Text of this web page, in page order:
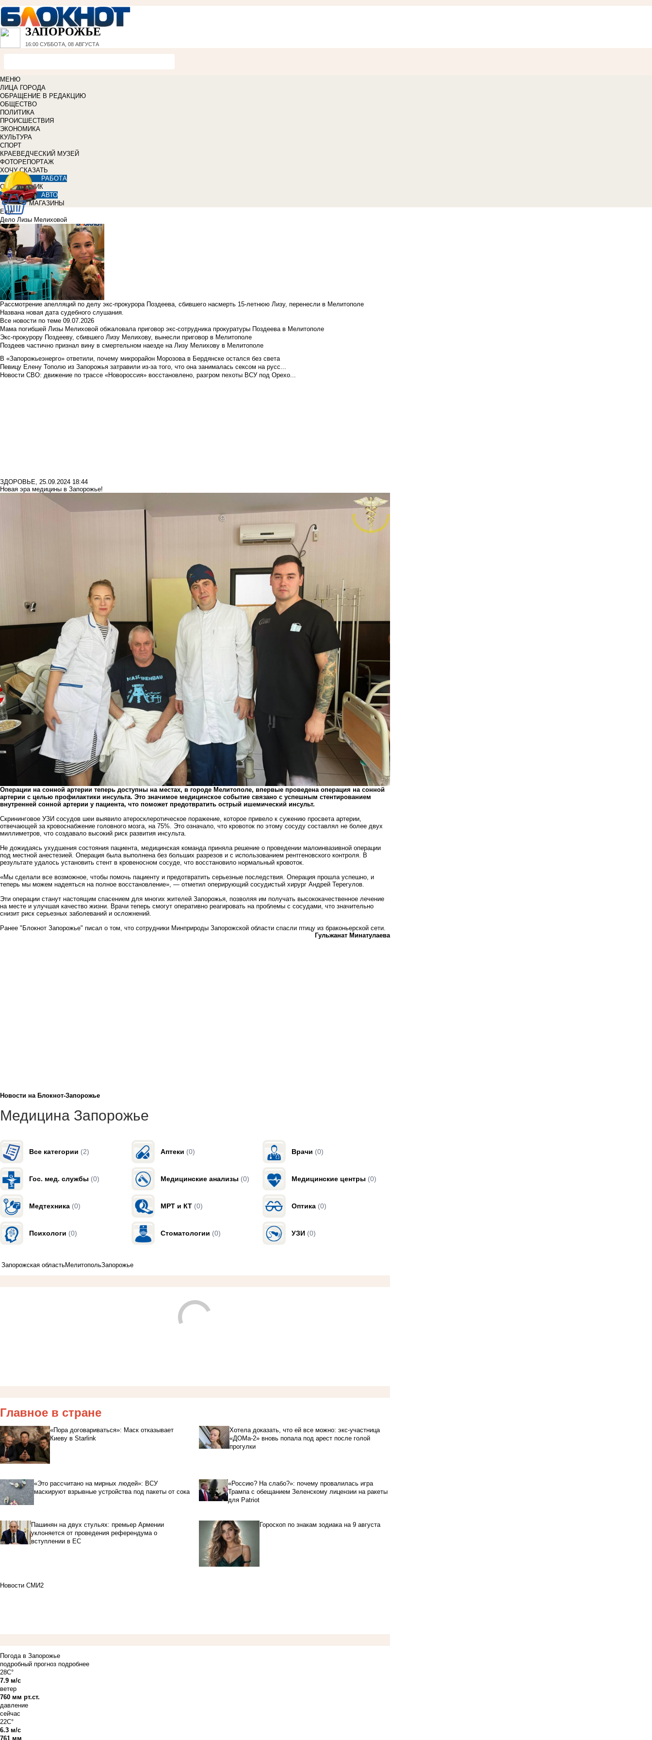
ЗАПОРОЖЬЕ
16:00 СУББОТА, 08 АВГУСТА
МЕНЮ
ЛИЦА ГОРОДА
ОБРАЩЕНИЕ В РЕДАКЦИЮ
ОБЩЕСТВО
ПОЛИТИКА
ПРОИСШЕСТВИЯ
ЭКОНОМИКА
КУЛЬТУРА
СПОРТ
КРАЕВЕДЧЕСКИЙ МУЗЕЙ
ФОТОРЕПОРТАЖ
ХОЧУ СКАЗАТЬ
РАБОТА
СПРАВОЧНИК
АВТО
МАГАЗИНЫ
Еще
Дело Лизы Мелиховой
Рассмотрение апелляций по делу экс-прокурора Поздеева, сбившего насмерть 15-летнюю Лизу, перенесли в Мелитополе
Названа новая дата судебного слушания.
Все новости по теме 09.07.2026
Мама погибшей Лизы Мелиховой обжаловала приговор экс-сотрудника прокуратуры Поздеева в Мелитополе
Экс-прокурору Поздееву, сбившего Лизу Мелихову, вынесли приговор в Мелитополе
Поздеев частично признал вину в смертельном наезде на Лизу Мелихову в Мелитополе
В «Запорожьеэнерго» ответили, почему микрорайон Морозова в Бердянске остался без света
Певицу Елену Тополю из Запорожья затравили из-за того, что она занималась сексом на русс...
Новости СВО: движение по трассе «Новороссия» восстановлено, разгром пехоты ВСУ под Орехо...
ЗДОРОВЬЕ, 25.09.2024 18:44
Новая эра медицины в Запорожье!
Операции на сонной артерии теперь доступны на местах, в городе Мелитополе, впервые проведена операция на сонной
артерии с целью профилактики инсульта. Это значимое медицинское событие связано с успешным стентированием
внутренней сонной артерии у пациента, что поможет предотвратить острый ишемический инсульт.
Скрининговое УЗИ сосудов шеи выявило атеросклеротическое поражение, которое привело к сужению просвета артерии,
отвечающей за кровоснабжение головного мозга, на 75%. Это означало, что кровоток по этому сосуду составлял не более двух
миллиметров, что создавало высокий риск развития инсульта.
Не дожидаясь ухудшения состояния пациента, медицинская команда приняла решение о проведении малоинвазивной операции
под местной анестезией. Операция была выполнена без больших разрезов и с использованием рентгеновского контроля. В
результате удалось установить стент в кровеносном сосуде, что восстановило нормальный кровоток.
«Мы сделали все возможное, чтобы помочь пациенту и предотвратить серьезные последствия. Операция прошла успешно, и
теперь мы можем надеяться на полное восстановление», — отметил оперирующий сосудистый хирург Андрей Терегулов.
Эти операции станут настоящим спасением для многих жителей Запорожья, позволяя им получать высококачественное лечение
на месте и улучшая качество жизни. Врачи теперь смогут оперативно реагировать на проблемы с сосудами, что значительно
снизит риск серьезных заболеваний и осложнений.
Ранее "Блокнот Запорожье" писал о том, что сотрудники Минприроды Запорожской области спасли птицу из браконьерской сети
Гульжанат Минатулаева
Новости на Блoкнoт-Запорожье
Медицина Запорожье
Все категории (2) Аптеки (0) Врачи (0)
Гос. мед. службы (0) Медицинские анализы (0) Медицинские центры (0)
Медтехника (0) МРТ и КТ (0) Оптика (0)
Психологи (0) Стоматологии (0) УЗИ (0)
Запорожская областьМелитопольЗапорожье
Главное в стране
«Пора договариваться»: Маск отказывает
Киеву в Starlink
Хотела доказать, что ей все можно: экс-участница
«ДОМа-2» вновь попала под арест после голой
прогулки
«Это рассчитано на мирных людей»: ВСУ
маскируют взрывные устройства под пакеты от сока
«Россию? На слабо?»: почему провалилась игра
Трампа с обещанием Зеленскому лицензии на ракеты
для Patriot
Пашинян на двух стульях: премьер Армении
уклоняется от проведения референдума о
вступлении в ЕС
Гороскоп по знакам зодиака на 9 августа
Новости СМИ2
Погода в Запорожье
подробный прогноз подробнее
28C°
7.9 м/с
ветер
760 мм рт.ст.
давление
сейчас
22C°
6.3 м/с
761 мм